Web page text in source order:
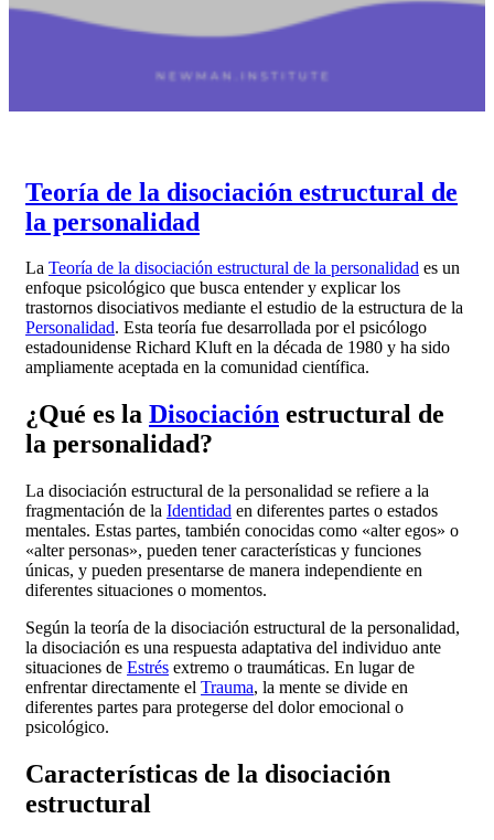
Teoría de la disociación estructural de
la personalidad
La Teoría de la disociación estructural de la personalidad es un
enfoque psicológico que busca entender y explicar los
trastornos disociativos mediante el estudio de la estructura de la
Personalidad. Esta teoría fue desarrollada por el psicólogo
estadounidense Richard Kluft en la década de 1980 y ha sido
ampliamente aceptada en la comunidad científica.
¿Qué es la Disociación estructural de
la personalidad?
La disociación estructural de la personalidad se refiere a la
fragmentación de la Identidad en diferentes partes o estados
mentales. Estas partes, también conocidas como «alter egos» o
«alter personas», pueden tener características y funciones
únicas, y pueden presentarse de manera independiente en
diferentes situaciones o momentos.
Según la teoría de la disociación estructural de la personalidad,
la disociación es una respuesta adaptativa del individuo ante
situaciones de Estrés extremo o traumáticas. En lugar de
enfrentar directamente el Trauma, la mente se divide en
diferentes partes para protegerse del dolor emocional o
psicológico.
Características de la disociación
estructural